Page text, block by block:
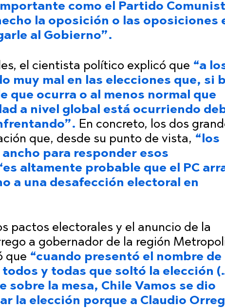
como el Partido
la oposición o las oposiciones
al Gobierno”.
el cientista político explicó que “a
muy mal en las elecciones que, si
que ocurra o al menos normal que
a nivel global está ocurriendo
En concreto, los dos
que, desde su punto de vista, “los
para responder esos
altamente probable que el PC
a una desafección electoral en
pactos electorales y el anuncio de la
a gobernador de la región
que “cuando presentó el nombre de
y todas que soltó la elección
sobre la mesa, Chile Vamos se dio
la elección porque a Claudio